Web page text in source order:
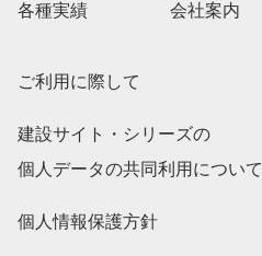
各種実績 会社案内
ご利用に際して
建設サイト・シリーズの
個人データの共同利用について
個人情報保護方針